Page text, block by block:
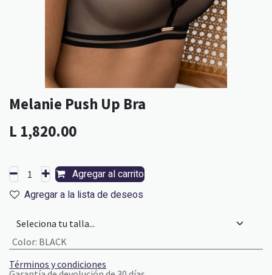
Melanie Push Up Bra
L 1,820.00
Agregar al carrito
Agregar a la lista de deseos
Color: BLACK
Términos y condiciones